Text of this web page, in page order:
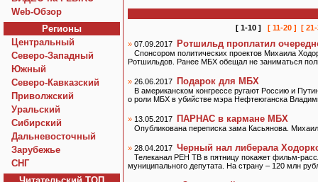
Web-Обзор
Регионы
Центральный
Северо-Западный
Южный
Северо-Кавказский
Приволжский
Уральский
Сибирский
Дальневосточный
Зарубежье
СНГ
[ 1-10 ] [ 11-20 ] [
» 07.09.2017 Ротшильд проплатил
Спонсором политических проектов Михаила
Ротшильдов. Ранее МБХ обещал не заниматься
» 26.06.2017 Подарок для МБХ
В американском конгрессе ругают Россию и
о роли МБХ в убийстве мэра Нефтеюганска
» 13.05.2017 ПАРНАС в кармане МБХ
Опубликована переписка зама Касьянова.
» 28.04.2017 Черный нал либерала
Телеканал РЕН ТВ в пятницу покажет фильм-
муниципального депутата. На страну – 120 млн